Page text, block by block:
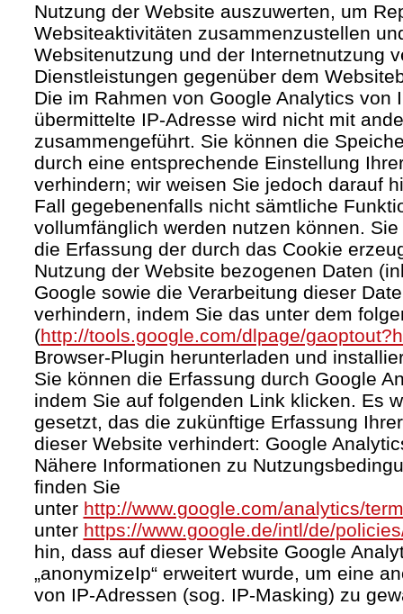
Nutzung der Website auszuwerten, um
Websiteaktivitäten zusammenzustellen
Websitenutzung und der Internetnutzung
Dienstleistungen gegenüber dem
Die im Rahmen von Google Analytics von
übermittelte IP-Adresse wird nicht mit
zusammengeführt. Sie können die
durch eine entsprechende Einstellung
verhindern; wir weisen Sie jedoch darauf
Fall gegebenenfalls nicht sämtliche
vollumfänglich werden nutzen können.
die Erfassung der durch das Cookie
Nutzung der Website bezogenen Daten
Google sowie die Verarbeitung dieser
verhindern, indem Sie das unter dem
(http://tools.google.com/dlpage/
Browser-Plugin herunterladen und
Sie können die Erfassung durch Google
indem Sie auf folgenden Link klicken. Es
gesetzt, das die zukünftige Erfassung
dieser Website verhindert: Google
Nähere Informationen zu
finden Sie
unter http://www.google.com/analytics/
unter https://www.google.de/intl/de/
hin, dass auf dieser Website Google
„anonymizeIp“ erweitert wurde, um eine
von IP-Adressen (sog. IP-Masking) zu